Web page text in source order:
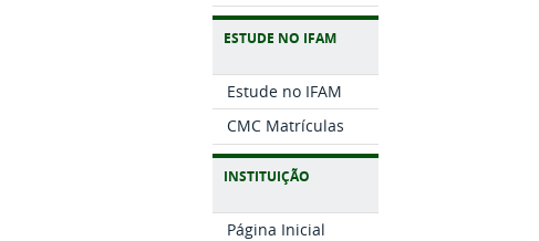
ESTUDE NO IFAM
Estude no IFAM
CMC Matrículas
INSTITUIÇÃO
Página Inicial